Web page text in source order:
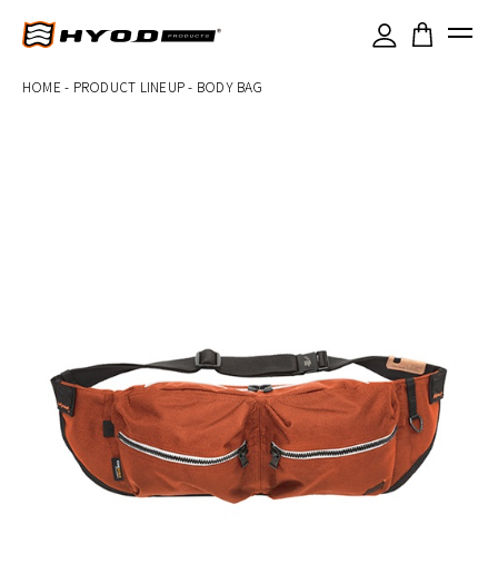
HOME - PRODUCT LINEUP- BODY BAG ×